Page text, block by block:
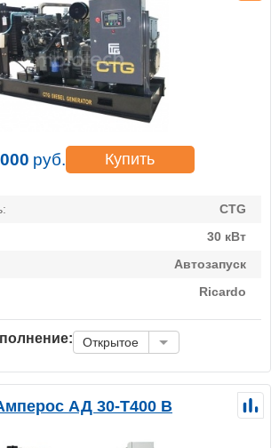
руб. Купить
CTG
30 кВт
Автозапуск
Ricardo
Открытое
АД 30-Т400 B